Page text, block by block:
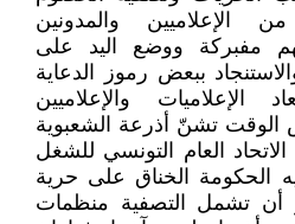
من الإعلاميين والمدونين
مفبركة ووضع اليد على
ببعض رموز الدعاية
الإعلاميات والإعلاميين
الوقت تشنّ أذرعة الشعبوية
العام التونسي للشغل
الحكومة الخناق على حرية
أن تشمل التصفية منظمات